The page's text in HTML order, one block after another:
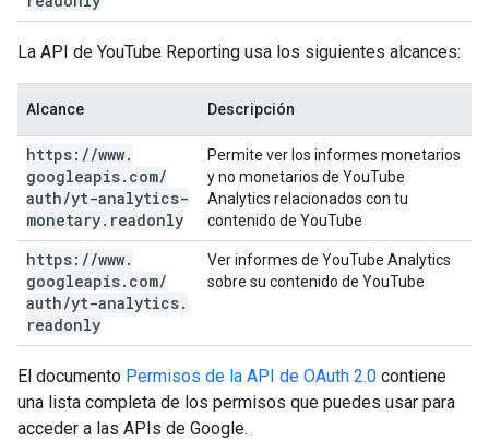
La API de YouTube Reporting usa los siguientes alcances:
Alcance Descripción
https: //www.
googleapis. com/
auth/yt-analytics-
monetary. readonly
Permite ver los informes monetarios
y no monetarios de YouTube
Analytics relacionados con tu
contenido de YouTube
https: //www.
googleapis. com/
auth/yt-analytics.
readonly
Ver informes de YouTube Analytics
sobre su contenido de YouTube
El documento Permisos de la API de OAuth 2.0 contiene
una lista completa de los permisos que puedes usar para
acceder a las APIs de Google.